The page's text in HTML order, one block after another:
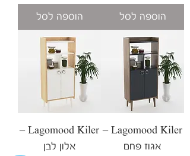
הוספה לסל הוספה לסל
Lagomood Kiler –
אגוז פחם
Lagomood Kiler –
אלון לבן